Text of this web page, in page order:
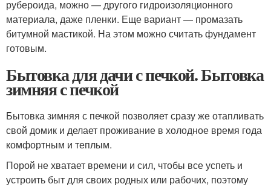
рубероида, можно — другого гидроизоляционного
материала, даже пленки. Еще вариант — промазать
битумной мастикой. На этом можно считать фундамент
готовым.
Бытовка для дачи с печкой. Бытовка
зимняя с печкой
Бытовка зимняя с печкой позволяет сразу же отапливать
свой домик и делает проживание в холодное время года
комфортным и теплым.
Порой не хватает времени и сил, чтобы все успеть и
устроить быт для своих родных или рабочих, поэтому